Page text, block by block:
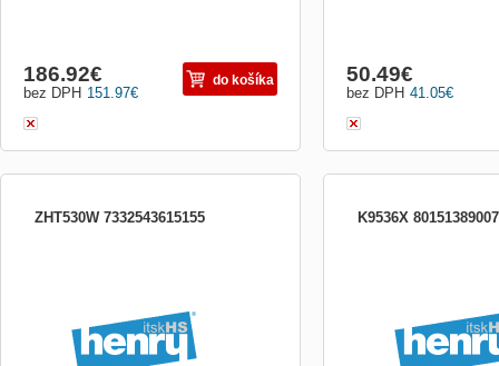
151.97€
bez DPH
186.92€ do košíka
41.05€
bez DPH
50.49€
ZHT530W 7332543615155
(m3 / h) max./min .: 220/140; Výkon (m3 /
h) intenzívny: Nie je; Hlučnosť (dB)
max./min .: 67/56; Hlučnosť (dB)
intenzívna: Nie je; Hob2Ho
K9536X